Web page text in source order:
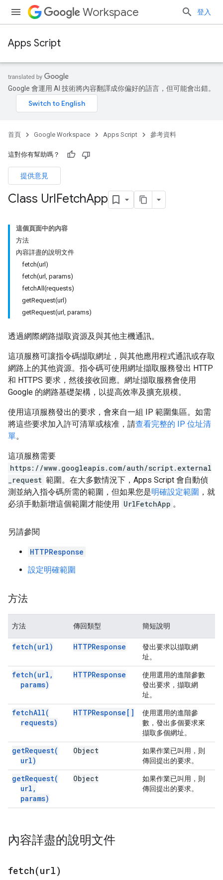
Workspace 登入
Apps Script
Google 會運用 AI 技術將內容翻譯成你偏好的語言，但可能會出錯。
首頁 Google Workspace Apps Script 參考資料
這對你有幫助嗎？
提供意見
Class UrlFetchApp
這個頁面中的內容
方法
內容詳盡的說明文件
fetch(url)
fetch(url, params)
fetchAll(requests)
getRequest(url)
getRequest(url, params)
透過網際網路擷取資源及與其他主機通訊。
這項服務可讓指令碼擷取網址，與其他應用程式通訊或存取
網路上的其他資源。指令碼可使用網址擷取服務發出 HTTP
和 HTTPS 要求，然後接收回應。網址擷取服務會使用
Google 的網路基礎架構，以提高效率及擴充規模。
使用這項服務發出的要求，會來自一組 IP 範圍集區。如需
將這些要求加入許可清單或核准，請查看完整的 IP 位址清
單。
這項服務需要
https://www.googleapis.com/auth/script.external
_request 範圍。在大多數情況下，Apps Script 會自動偵
測並納入指令碼所需的範圍，但如果您是明確設定範圍 ，就
必須手動新增這個範圍才能使用 UrlFetchApp 。
另請參閱
HTTPResponse
設定明確範圍
方法
方法 傳回類型 簡短說明
fetch(url) HTTPResponse
發出要求以擷取網
址。
fetch(url ,
params)
HTTPResponse
使用選用的進階參數
發出要求，擷取網
址。
fetchAll(
requests)
HTTPResponse[]
使用選用的進階參
數，發出多個要求來
擷取多個網址。
getRequest(
url)
Object
如果作業已叫用，則
傳回提出的要求。
getRequest(
url ,
params)
Object
如果作業已叫用，則
傳回提出的要求。
內容詳盡的說明文件
fetch(url)